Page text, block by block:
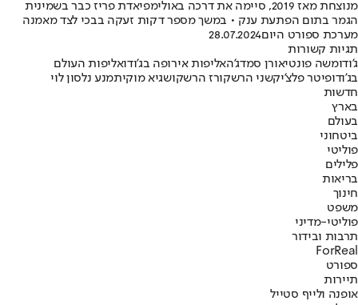
מנוצחת מאז 2019, סיימה את דרכה באולימפיאדת פריז כבר בשמינית
הגמר בתום הפתעת ענק • במשך מספר דקות זעקה בבכי לצד מאמנה
מערכת ספורט היום28.07.2024
תגיות קשורות
ג'ודומשה פונטיאורן סמדג'האליפות אירופה בג'ודואליפות העולם
בג'ודופיטר פלצ'יקשני הרשקורז הרשקושגיא מוקיתמנע נלסון לוי
חדשות
בארץ
בעולם
ביטחוני
פוליטי
פלילים
בריאות
חינוך
משפט
פוליטי-מדיני
תרבות ובידור
ForReal
ספורט
תיירות
אופנה ולייף סטייל